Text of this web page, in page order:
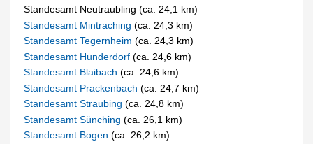
Standesamt Neutraubling (ca. 24,1 km)
Standesamt Mintraching(ca. 24,3 km)
Standesamt Tegernheim(ca. 24,3 km)
Standesamt Hunderdorf(ca. 24,6 km)
Standesamt Blaibach(ca. 24,6 km)
Standesamt Prackenbach(ca. 24,7 km)
Standesamt Straubing(ca. 24,8 km)
Standesamt Sünching(ca. 26,1 km)
Standesamt Bogen(ca. 26,2 km)